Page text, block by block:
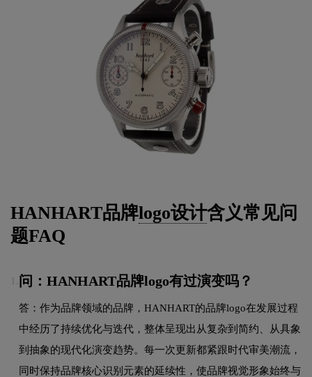
HANHART品牌logo设计含义常见问
题FAQ
问：HANHART品牌logo有过演变吗？
答：作为品牌领域的品牌，HANHART的品牌logo在发展过程
中经历了持续优化与迭代，整体呈现出从复杂到简约、从具象
到抽象的现代化演变趋势。每一次更新都紧跟时代审美潮流，
同时保持品牌核心识别元素的延续性，使品牌视觉形象始终与